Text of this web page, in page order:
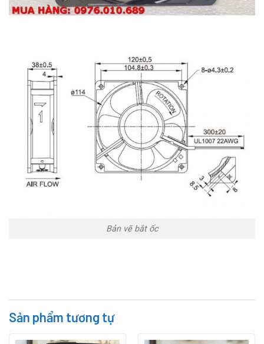
Bản vẽ bắt ốc
Sản phẩm tương tự